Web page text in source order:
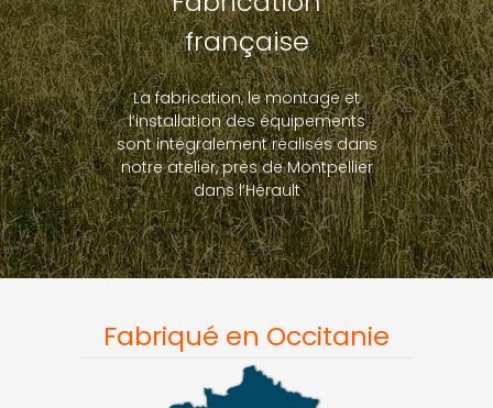
française
La fabrication, le montage et
l’installation des équipements
sont intégralement réalisés dans
notre atelier, près de Montpellier
dans l’Hérault
Fabriqué en Occitanie